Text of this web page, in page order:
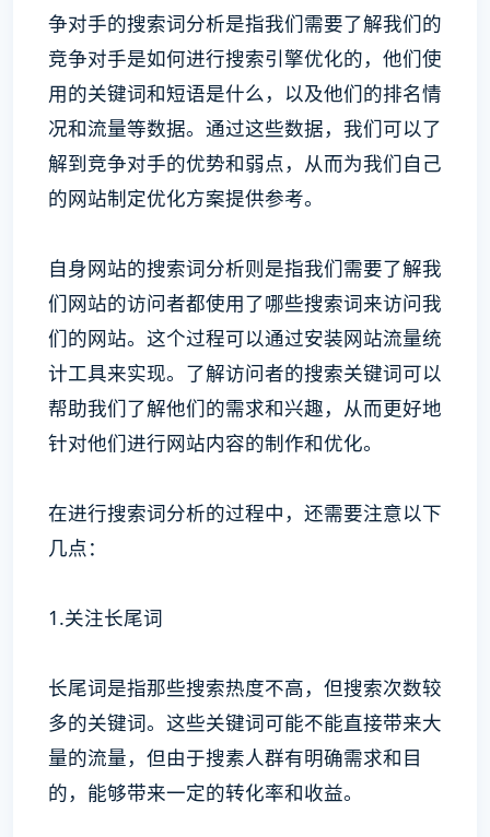
争对手的搜索词分析是指我们需要了解我们的
竞争对手是如何进行搜索引擎优化的，他们使
用的关键词和短语是什么，以及他们的排名情
况和流量等数据。通过这些数据，我们可以了
解到竞争对手的优势和弱点，从而为我们自己
的网站制定优化方案提供参考。
自身网站的搜索词分析则是指我们需要了解我
们网站的访问者都使用了哪些搜索词来访问我
们的网站。这个过程可以通过安装网站流量统
计工具来实现。了解访问者的搜索关键词可以
帮助我们了解他们的需求和兴趣，从而更好地
针对他们进行网站内容的制作和优化。
在进行搜索词分析的过程中，还需要注意以下
几点：
1.关注长尾词
长尾词是指那些搜索热度不高，但搜索次数较
多的关键词。这些关键词可能不能直接带来大
量的流量，但由于搜素人群有明确需求和目
的，能够带来一定的转化率和收益。